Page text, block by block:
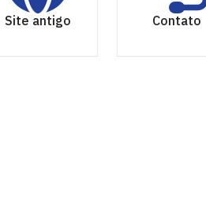
Site antigo Contato